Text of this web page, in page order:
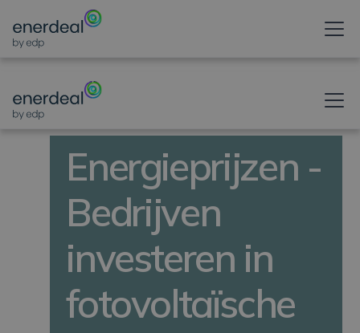
NIEUWSBERICHT
Energieprijzen -
Bedrijven
investeren in
fotovoltaïsche